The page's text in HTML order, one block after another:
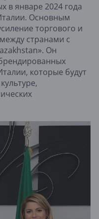
в январе 2024 года
Основным
торгового и
странами с
Он
которые будут